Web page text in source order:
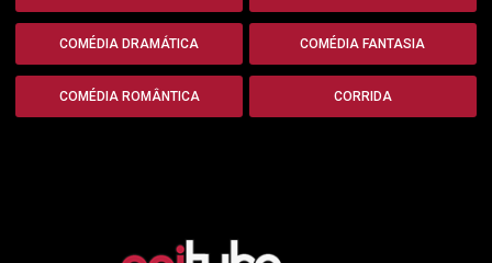
COMÉDIA DRAMÁTICA COMÉDIA FANTASIA
COMÉDIA ROMÂNTICA CORRIDA